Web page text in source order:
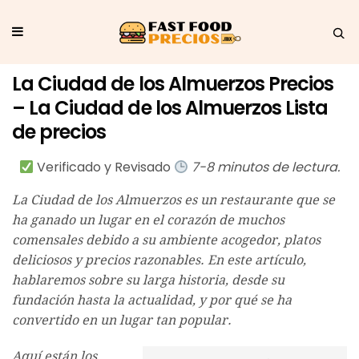
La Ciudad de los Almuerzos Precios
– La Ciudad de los Almuerzos Lista
de precios
Verificado y Revisado 7-8 minutos de lectura.
La Ciudad de los Almuerzos es un restaurante que se
ha ganado un lugar en el corazón de muchos
comensales debido a su ambiente acogedor, platos
deliciosos y precios razonables. En este artículo,
hablaremos sobre su larga historia, desde su
fundación hasta la actualidad, y por qué se ha
convertido en un lugar tan popular.